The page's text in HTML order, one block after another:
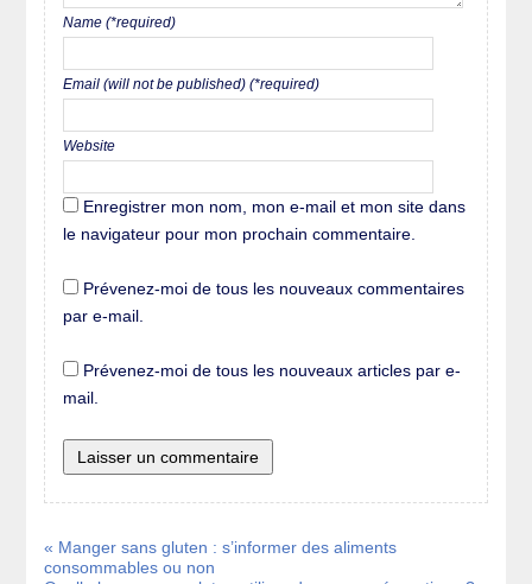
Name (*required)
Email (will not be published) (*required)
Website
Enregistrer mon nom, mon e-mail et mon site dans
le navigateur pour mon prochain commentaire.
Prévenez-moi de tous les nouveaux commentaires
par e-mail.
Prévenez-moi de tous les nouveaux articles par e-
mail.
« Manger sans gluten : s’informer des aliments
consommables ou non